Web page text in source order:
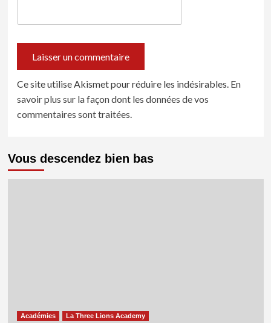
Ce site utilise Akismet pour réduire les indésirables. En
savoir plus sur la façon dont les données de vos
commentaires sont traitées.
Vous descendez bien bas
Académies La Three Lions Academy